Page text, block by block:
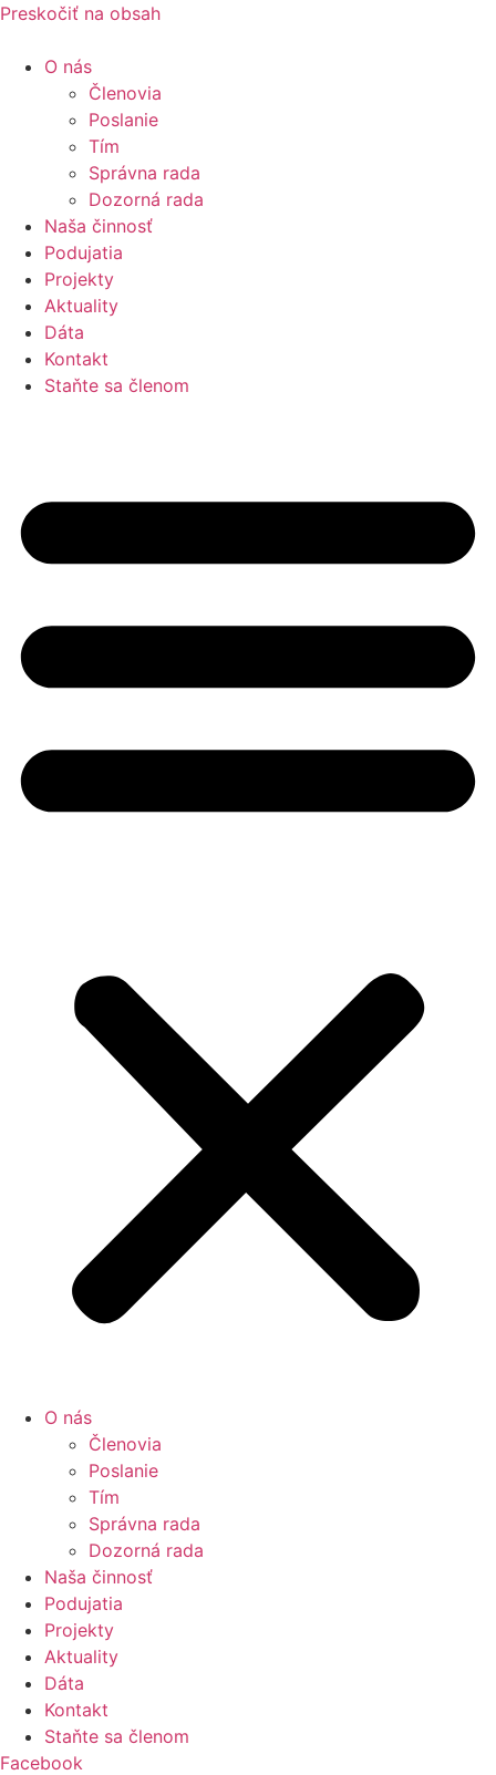
Preskočiť na obsah
O nás
Členovia
Poslanie
Tím
Správna rada
Dozorná rada
Naša činnosť
Podujatia
Projekty
Aktuality
Dáta
Kontakt
Staňte sa členom
O nás
Členovia
Poslanie
Tím
Správna rada
Dozorná rada
Naša činnosť
Podujatia
Projekty
Aktuality
Dáta
Kontakt
Staňte sa členom
Facebook